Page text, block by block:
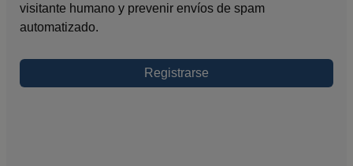
visitante humano y prevenir envíos de spam
automatizado.